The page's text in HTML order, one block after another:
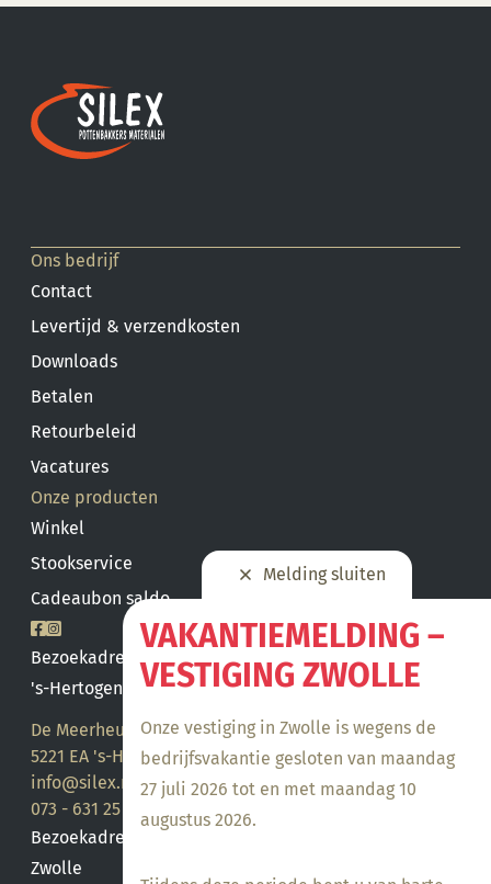
Melding sluiten
VAKANTIEMELDING –
VESTIGING ZWOLLE
Onze vestiging in Zwolle is wegens de
bedrijfsvakantie gesloten van maandag
27 juli 2026 tot en met maandag 10
augustus 2026.
Ons bedrijf
Contact
Levertijd & verzendkosten
Downloads
Betalen
Retourbeleid
Vacatures
Onze producten
Winkel
Stookservice
Cadeaubon saldo
Bezoekadres
's-Hertogenbosch
De Meerheuvel 21
5221 EA 's-Hertogenbosch
info@silex.nl
073 - 631 25 28
Bezoekadres
Zwolle